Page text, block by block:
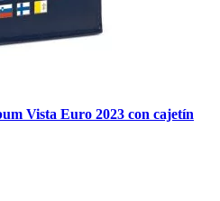
Vista Euro 2023 con cajetín